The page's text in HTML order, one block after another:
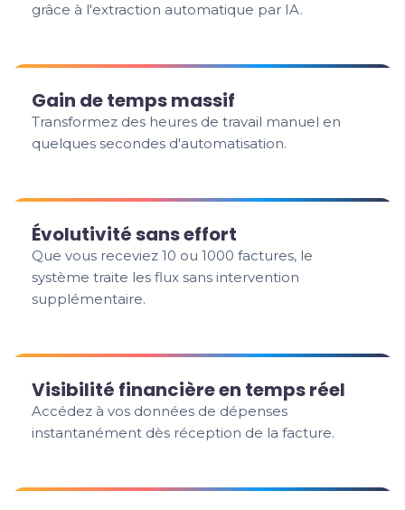
grâce à l'extraction automatique par IA.
Gain de temps massif
Transformez des heures de travail manuel en
quelques secondes d'automatisation.
Évolutivité sans effort
Que vous receviez 10 ou 1000 factures, le
système traite les flux sans intervention
supplémentaire.
Visibilité financière en temps réel
Accédez à vos données de dépenses
instantanément dès réception de la facture.